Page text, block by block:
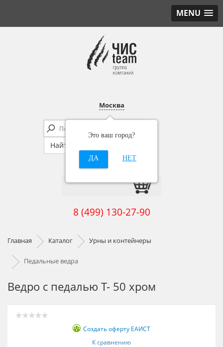
MENU
Москва
Это ваш город?
ДА НЕТ
8 (499) 130-27-90
Главная Каталог Урны и контейнеры
Педальные ведра
Ведро с педалью T- 50 хром
Создать оферту ЕАИСТ
К сравнению